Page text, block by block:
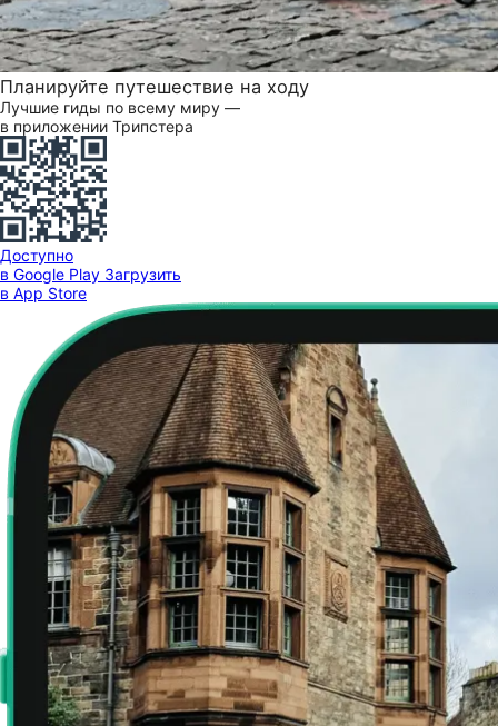
Планируйте путешествие на ходу
Лучшие гиды по всему миру —
в приложении Трипстера
Доступно
в Google Play Загрузить
в App Store